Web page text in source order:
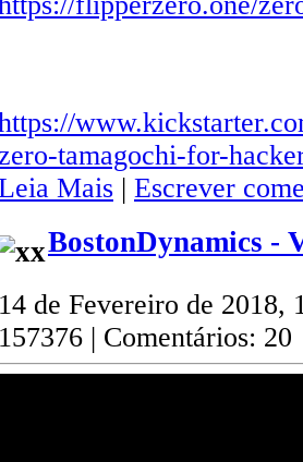
tamagochi-for-
Mais | Escrever
BostonDynamics -
14 de Fevereiro de 2018,
157376 | Comentários: 20